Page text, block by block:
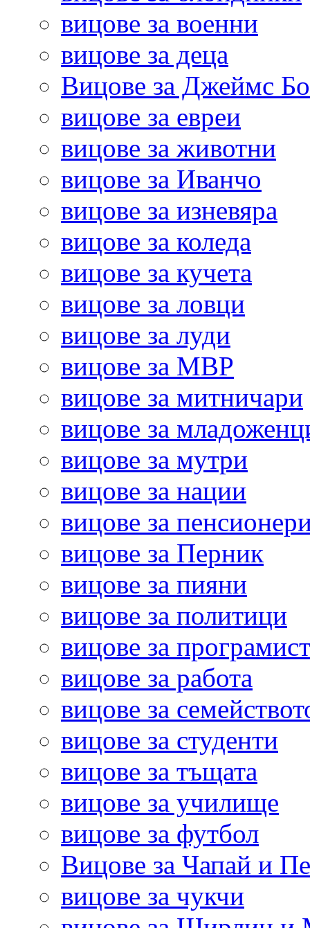
вицове за военни
вицове за деца
Вицове за Джеймс
вицове за евреи
вицове за животни
вицове за Иванчо
вицове за изневяра
вицове за коледа
вицове за кучета
вицове за ловци
вицове за луди
вицове за МВР
вицове за митничари
вицове за
вицове за мутри
вицове за нации
вицове за
вицове за Перник
вицове за пияни
вицове за политици
вицове за
вицове за работа
вицове за
вицове за студенти
вицове за тъщата
вицове за училище
вицове за футбол
Вицове за Чапай и
вицове за чукчи